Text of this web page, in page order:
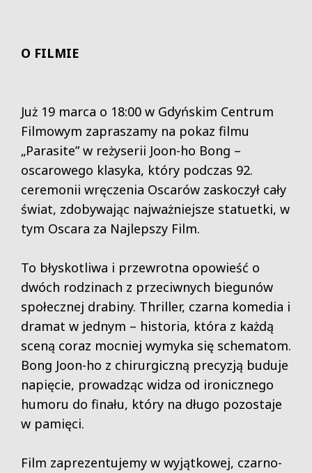
O FILMIE
Już 19 marca o 18:00 w Gdyńskim Centrum
Filmowym zapraszamy na pokaz filmu
„Parasite” w reżyserii Joon-ho Bong –
oscarowego klasyka, który podczas 92.
ceremonii wręczenia Oscarów zaskoczył cały
świat, zdobywając najważniejsze statuetki, w
tym Oscara za Najlepszy Film.
To błyskotliwa i przewrotna opowieść o
dwóch rodzinach z przeciwnych biegunów
społecznej drabiny. Thriller, czarna komedia i
dramat w jednym – historia, która z każdą
sceną coraz mocniej wymyka się schematom.
Bong Joon-ho z chirurgiczną precyzją buduje
napięcie, prowadząc widza od ironicznego
humoru do finału, który na długo pozostaje
w pamięci.
Film zaprezentujemy w wyjątkowej, czarno-